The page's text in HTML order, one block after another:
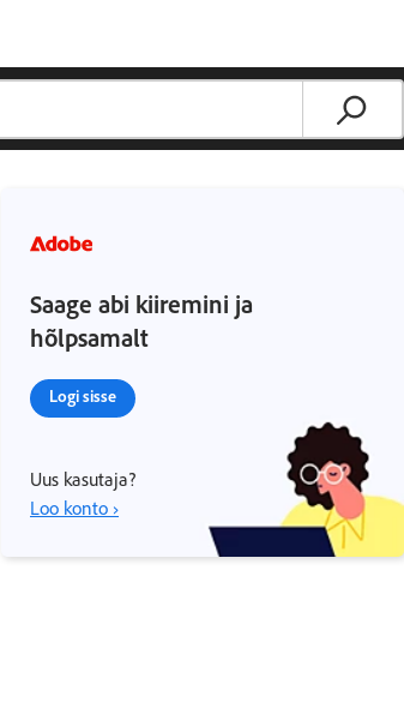
Saage abi kiiremini ja
hõlpsamalt
Logi sisse
Uus kasutaja?
Loo konto ›